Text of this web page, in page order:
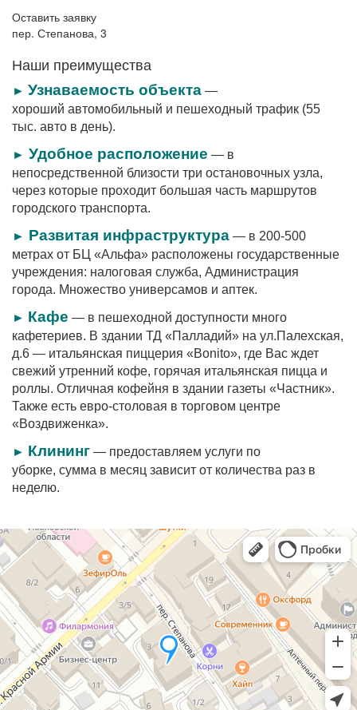
Оставить заявку
пер. Степанова, 3
Наши преимущества
► Узнаваемость объекта —
хороший автомобильный и пешеходный трафик (55
тыс. авто в день).
► Удобное расположение — в
непосредственной близости три остановочных узла,
через которые проходит большая часть маршрутов
городского транспорта.
► Развитая инфраструктура — в 200-500
метрах от БЦ «Альфа» расположены государственные
учреждения: налоговая служба, Администрация
города. Множество универсамов и аптек.
► Кафе — в пешеходной доступности много
кафетериев. В здании ТД «Палладий» на ул.Палехская,
д.6 — итальянская пиццерия «Bonito», где Вас ждет
свежий утренний кофе, горячая итальянская пицца и
роллы. Отличная кофейня в здании газеты «Частник».
Также есть евро-столовая в торговом центре
«Воздвиженка».
► Клининг — предоставляем услуги по
уборке, сумма в месяц зависит от количества раз в
неделю.